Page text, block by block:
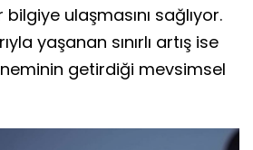
ulaşmasını sağlıyor.
yaşanan sınırlı artış ise
getirdiği mevsimsel